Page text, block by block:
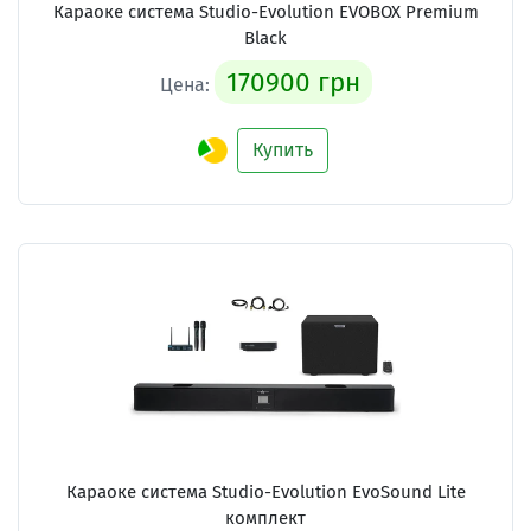
Караоке система Studio-Evolution EVOBOX Premium
Black
Цена: 170900 грн
Купить
Караоке система Studio-Evolution EvoSound Lite
комплект